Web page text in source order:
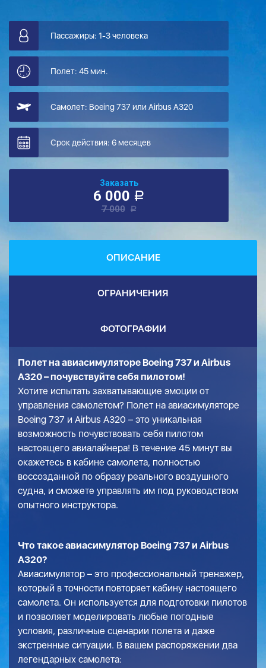
Пассажиры: 1-3 человека
Полет: 45 мин.
Самолет: Boeing 737 или Airbus A320
Срок действия: 6 месяцев
Заказать
6 000 a
7 000 a
ОПИСАНИЕ
ОГРАНИЧЕНИЯ
ФОТОГРАФИИ
Полет на авиасимуляторе Boeing 737 и Airbus
A320 – почувствуйте себя пилотом!
Хотите испытать захватывающие эмоции от
управления самолетом? Полет на авиасимуляторе
Boeing 737 и Airbus A320 – это уникальная
возможность почувствовать себя пилотом
настоящего авиалайнера! В течение 45 минут вы
окажетесь в кабине самолета, полностью
воссозданной по образу реального воздушного
судна, и сможете управлять им под руководством
опытного инструктора.
Что такое авиасимулятор Boeing 737 и Airbus
A320?
Авиасимулятор – это профессиональный тренажер,
который в точности повторяет кабину настоящего
самолета. Он используется для подготовки пилотов
и позволяет моделировать любые погодные
условия, различные сценарии полета и даже
экстренные ситуации. В вашем распоряжении два
легендарных самолета: